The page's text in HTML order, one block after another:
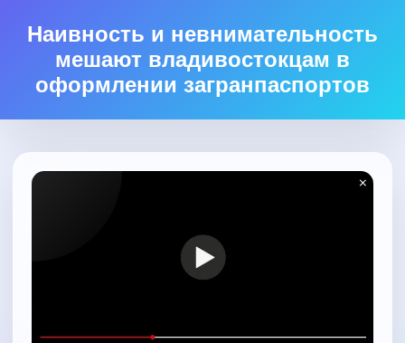
Наивность и невнимательность
мешают владивостокцам в
оформлении загранпаспортов